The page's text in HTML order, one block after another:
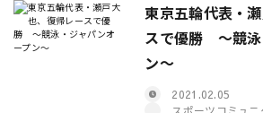
東京五輪代表・
スで優勝 ～競泳
ン～
2021.02.05
スポーツコミュ